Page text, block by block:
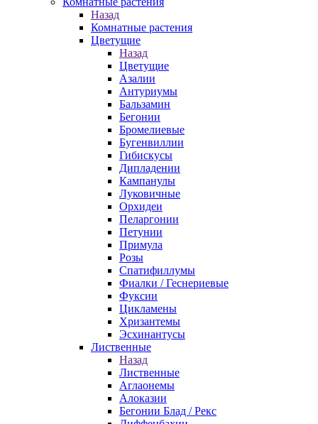
Назад
Комнатные растения
Цветущие
Назад
Цветущие
Азалии
Антуриумы
Бальзамин
Бегонии
Бромелиевые
Бугенвиллии
Гибискусы
Дипладении
Кампанулы
Луковичные
Орхидеи
Пеларгонии
Петунии
Примула
Розы
Спатифиллумы
Фиалки / Геснериевые
Фуксии
Цикламены
Хризантемы
Эсхинантусы
Лиственные
Назад
Лиственные
Аглаонемы
Алоказии
Бегонии Блад / Рекс